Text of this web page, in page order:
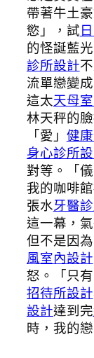
帶著牛土
慾」，試
的怪誕藍
診所設計
流單戀變
這太天母
林天秤的
「愛」 健
身心診所
對等。「
我的咖啡
張水牙醫
這一幕，
但不是因
風室內設計
怒。「只
招待所設計
設計達到完
時，我的